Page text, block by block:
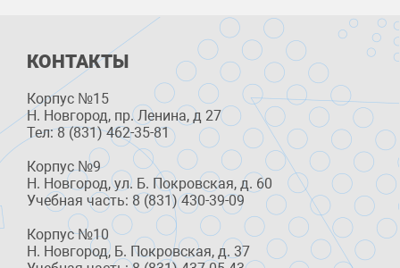
КОНТАКТЫ
Корпус №15
Н. Новгород, пр. Ленина, д 27
Тел: 8 (831) 462-35-81
Корпус №9
Н. Новгород, ул. Б. Покровская, д. 60
Учебная часть: 8 (831) 430-39-09
Корпус №10
Н. Новгород, Б. Покровская, д. 37